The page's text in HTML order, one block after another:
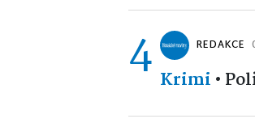
4 REDAKCE
Krimi •